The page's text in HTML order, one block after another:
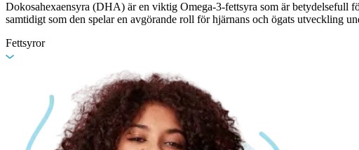
Dokosahexaensyra (DHA) är en viktig Omega-3-fettsyra som är
samtidigt som den spelar en avgörande roll för hjärnans och ögats utveckling
Fettsyror